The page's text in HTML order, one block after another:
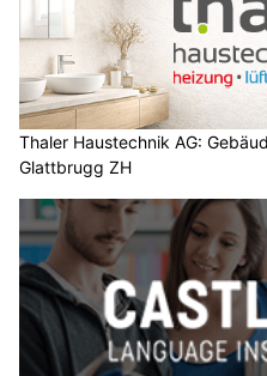
Thaler Haustechnik AG:
Glattbrugg ZH